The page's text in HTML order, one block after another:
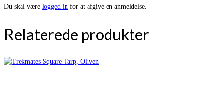
Du skal være logged in for at afgive en anmeldelse.
Relaterede produkter